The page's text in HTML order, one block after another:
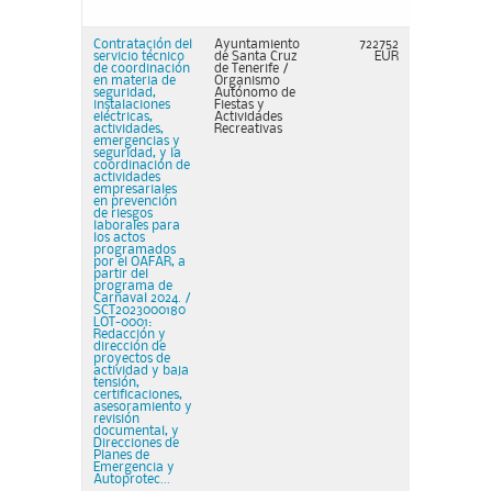
Contratación del
servicio técnico
de coordinación
en materia de
seguridad,
instalaciones
eléctricas,
actividades,
emergencias y
seguridad, y la
coordinación de
actividades
empresariales
en prevención
de riesgos
laborales para
los actos
programados
por el OAFAR, a
partir del
programa de
Carnaval 2024. /
SCT2023000180
LOT-0001:
Redacción y
dirección de
proyectos de
actividad y baja
tensión,
certificaciones,
asesoramiento y
revisión
documental, y
Direcciones de
Planes de
Emergencia y
Autoprotec...
Ayuntamiento
de Santa Cruz
de Tenerife /
Organismo
Autónomo de
Fiestas y
Actividades
Recreativas
722752
EUR